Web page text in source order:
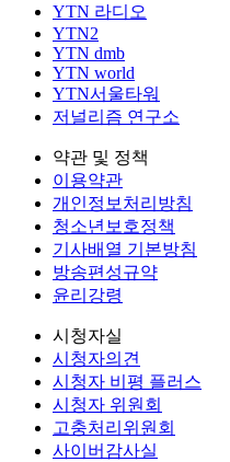
YTN 라디오
YTN2
YTN dmb
YTN world
YTN서울타워
저널리즘 연구소
약관 및 정책
이용약관
개인정보처리방침
청소년보호정책
기사배열 기본방침
방송편성규약
윤리강령
시청자실
시청자의견
시청자 비평 플러스
시청자 위원회
고충처리위원회
사이버감사실